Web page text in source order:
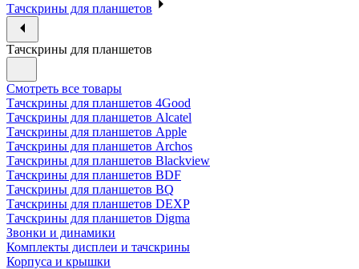
Тачскрины для планшетов
Тачскрины для планшетов
Смотреть все товары
Тачскрины для планшетов 4Good
Тачскрины для планшетов Alcatel
Тачскрины для планшетов Apple
Тачскрины для планшетов Archos
Тачскрины для планшетов Blackview
Тачскрины для планшетов BDF
Тачскрины для планшетов BQ
Тачскрины для планшетов DEXP
Тачскрины для планшетов Digma
Звонки и динамики
Комплекты дисплеи и тачскрины
Корпуса и крышки